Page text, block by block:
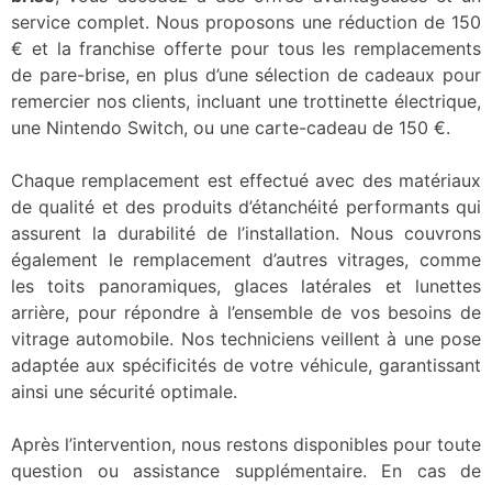
service complet. Nous proposons une réduction de 150
€ et la franchise offerte pour tous les remplacements
de pare-brise, en plus d’une sélection de cadeaux pour
remercier nos clients, incluant une trottinette électrique,
une Nintendo Switch, ou une carte-cadeau de 150 €.
Chaque remplacement est effectué avec des matériaux
de qualité et des produits d’étanchéité performants qui
assurent la durabilité de l’installation. Nous couvrons
également le remplacement d’autres vitrages, comme
les toits panoramiques, glaces latérales et lunettes
arrière, pour répondre à l’ensemble de vos besoins de
vitrage automobile. Nos techniciens veillent à une pose
adaptée aux spécificités de votre véhicule, garantissant
ainsi une sécurité optimale.
Après l’intervention, nous restons disponibles pour toute
question ou assistance supplémentaire. En cas de